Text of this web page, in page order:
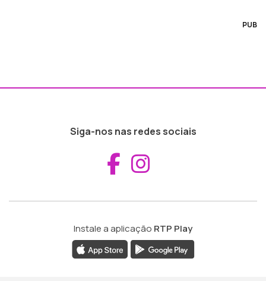
PUB
Siga-nos nas redes sociais
Aceder ao
Instale a aplicação RTP Play